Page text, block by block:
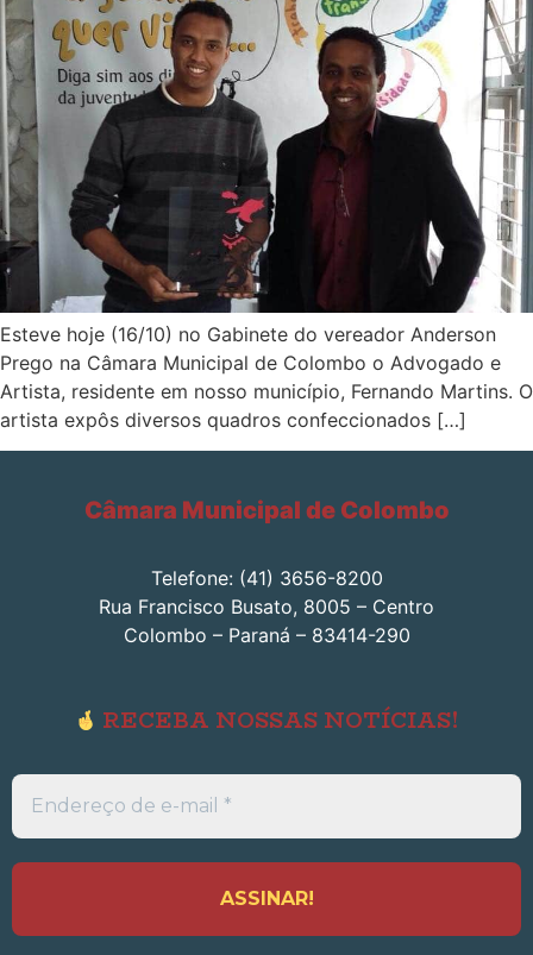
Esteve hoje (16/10) no Gabinete do vereador Anderson
Prego na Câmara Municipal de Colombo o Advogado e
Artista, residente em nosso município, Fernando Martins. O
artista expôs diversos quadros confeccionados […]
Câmara Municipal de Colombo
Telefone: (41) 3656-8200
Rua Francisco Busato, 8005 – Centro
Colombo – Paraná – 83414-290
RECEBA NOSSAS NOTÍCIAS!
Endereço
de
e-
*